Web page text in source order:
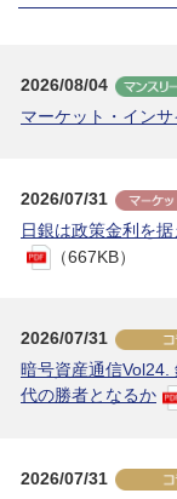
2026/08/04
マーケット・イン
2026/07/31
日銀は政策金利を
（667KB）
2026/07/31
暗号資産通信Vol24.
代の勝者となるか
2026/07/31